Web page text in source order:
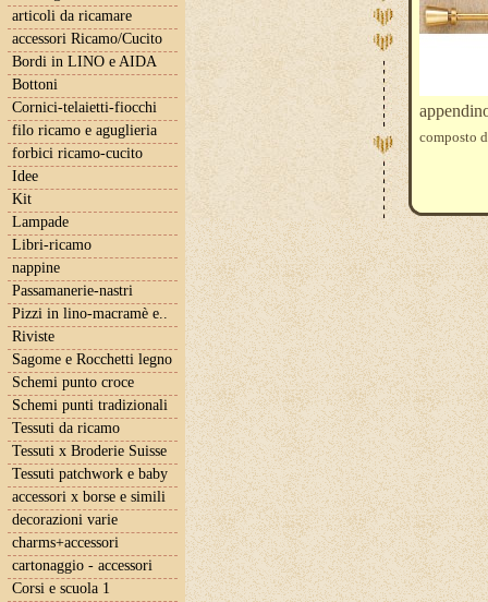
articoli da ricamare
accessori Ricamo/Cucito
Bordi in LINO e AIDA
Bottoni
Cornici-telaietti-fiocchi
filo ricamo e aguglieria
forbici ricamo-cucito
Idee
Kit
Lampade
Libri-ricamo
nappine
Passamanerie-nastri
Pizzi in lino-macramè e..
Riviste
Sagome e Rocchetti legno
Schemi punto croce
Schemi punti tradizionali
Tessuti da ricamo
Tessuti x Broderie Suisse
Tessuti patchwork e baby
accessori x borse e simili
decorazioni varie
charms+accessori
cartonaggio - accessori
Corsi e scuola 1
composto